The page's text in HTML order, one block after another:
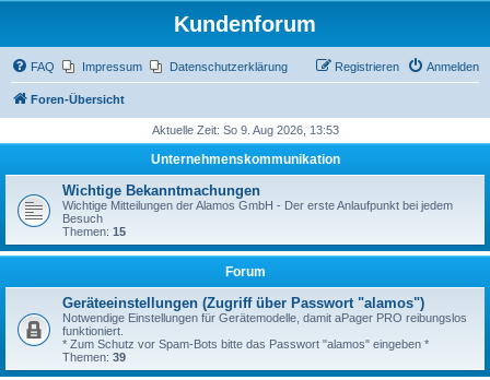
Kundenforum
FAQ Impressum Datenschutzerklärung Anmelden
Registrieren
Foren-Übersicht
Aktuelle Zeit: So 9. Aug 2026, 13:53
Unternehmenskommunikation
Wichtige Bekanntmachungen
Wichtige Mitteilungen der Alamos GmbH - Der erste Anlaufpunkt bei jedem
Besuch
Themen: 15
Forum
Geräteeinstellungen (Zugriff über Passwort "alamos")
Notwendige Einstellungen für Gerätemodelle, damit aPager PRO reibungslos
funktioniert.
* Zum Schutz vor Spam-Bots bitte das Passwort "alamos" eingeben *
Themen: 39